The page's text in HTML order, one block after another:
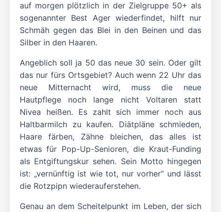
auf morgen plötzlich in der Zielgruppe 50+ als
sogenannter Best Ager wiederfindet, hilft nur
Schmäh gegen das Blei in den Beinen und das
Silber in den Haaren.
Angeblich soll ja 50 das neue 30 sein. Oder gilt
das nur fürs Ortsgebiet? Auch wenn 22 Uhr das
neue Mitternacht wird, muss die neue
Hautpflege noch lange nicht Voltaren statt
Nivea heißen. Es zahlt sich immer noch aus
Haltbarmilch zu kaufen. Diätpläne schmieden,
Haare färben, Zähne bleichen, das alles ist
etwas für Pop-Up-Senioren, die Kraut-Funding
als Entgiftungskur sehen. Sein Motto hingegen
ist: „vernünftig ist wie tot, nur vorher“ und lässt
die Rotzpipn wiederauferstehen.
Genau an dem Scheitelpunkt im Leben, der sich